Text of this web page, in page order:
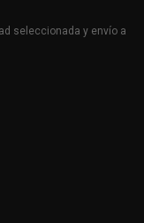
seleccionada y envío a